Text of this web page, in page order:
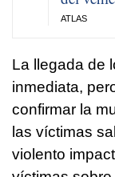
ATLAS
La llegada de
inmediata,
confirmar la
las víctimas
violento